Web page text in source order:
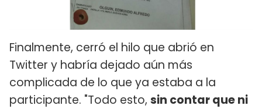
Finalmente, cerró el hilo que abrió en
Twitter y habría dejado aún más
complicada de lo que ya estaba a la
participante. "Todo esto, sin contar que ni